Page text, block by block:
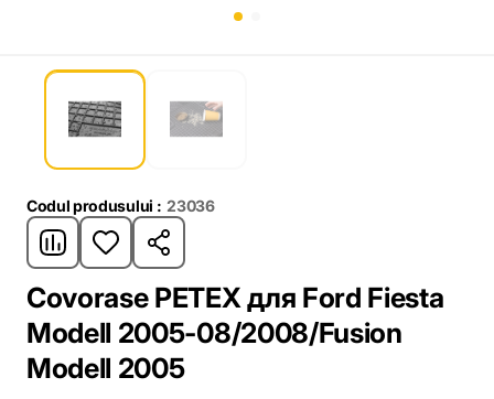
Codul produsului : 23036
Covorase PETEX для Ford Fiesta
Modell 2005-08/2008/Fusion
Modell 2005